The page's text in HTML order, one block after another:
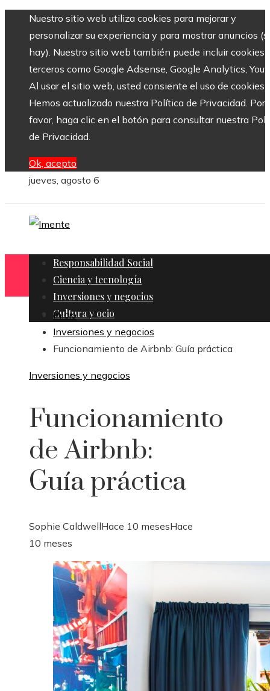
Nuestro sitio web utiliza cookies para mejorar y
personalizar su experiencia y para mostrar anuncios
hay). Nuestro sitio web también puede incluir cookies
terceros como Google Adsense, Google Analytics,
Al usar el sitio web, usted consiente el uso de cookies.
Hemos actualizado nuestra Política de Privacidad. Por
favor, haga clic en el botón para consultar nuestra
de Privacidad.
Ok, acepto
jueves, agosto 6
Responsabilidad Social
Ciencia y tecnología
Inversiones y negocios
Cultura y ocio
Inicio
Inversiones y negocios
Funcionamiento de Airbnb: Guía práctica
Inversiones y negocios
Funcionamiento
de Airbnb:
Guía práctica
Sophie CaldwellHace 10 mesesHace
10 meses